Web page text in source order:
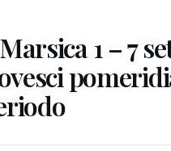
1 – 7